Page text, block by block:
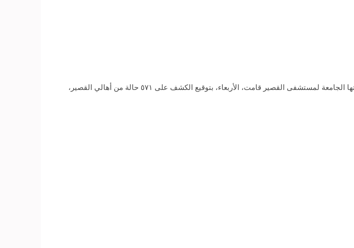
أكد الدكتور عباس منصور، رئيس جامعة جنوب الوادي، أن القافلة الطبية التي أرسلتها الجامعة لمستشفى القصير قامت، الأربعاء، بتوقيع الكشف على ٥٧١ حالة من أهالي القصير،